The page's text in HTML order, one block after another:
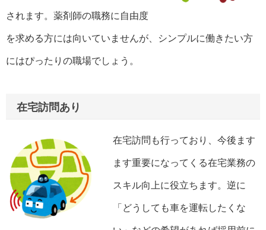
されます。薬剤師の職務に自由度
を求める方には向いていませんが、シンプルに働きたい方
にはぴったりの職場でしょう。
在宅訪問あり
在宅訪問も行っており、今後ます
ます重要になってくる在宅業務の
スキル向上に役立ちます。逆に
「どうしても車を運転したくな